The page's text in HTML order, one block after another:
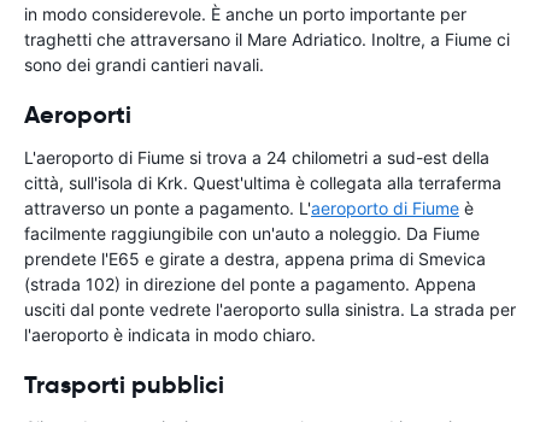
in modo considerevole. È anche un porto importante per
traghetti che attraversano il Mare Adriatico. Inoltre, a Fiume ci
sono dei grandi cantieri navali.
Aeroporti
L'aeroporto di Fiume si trova a 24 chilometri a sud-est della
città, sull'isola di Krk. Quest'ultima è collegata alla terraferma
attraverso un ponte a pagamento. L'aeroporto di Fiume è
facilmente raggiungibile con un'auto a noleggio. Da Fiume
prendete l'E65 e girate a destra, appena prima di Smevica
(strada 102) in direzione del ponte a pagamento. Appena
usciti dal ponte vedrete l'aeroporto sulla sinistra. La strada per
l'aeroporto è indicata in modo chiaro.
Trasporti pubblici